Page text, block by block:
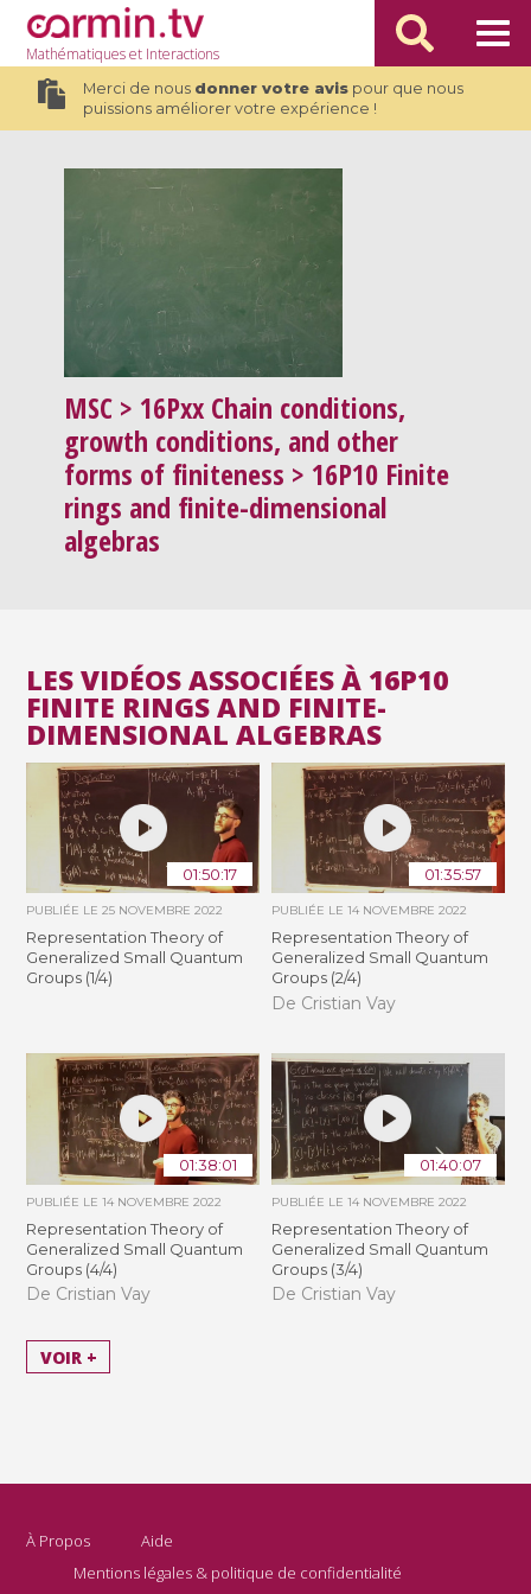
Mathématiqueset Interactions
Merci de nous donner votre avispour que nous
puissions améliorer votre expérience !
MSC > 16Pxx Chain conditions,
growth conditions, and other
forms of finiteness > 16P10 Finite
rings and finite-dimensional
algebras
LES VIDÉOS ASSOCIÉES À 16P10
FINITE RINGS AND FINITE-
DIMENSIONAL ALGEBRAS
01:50:17
PUBLIÉE LE25 NOVEMBRE 2022
Representation Theory of
Generalized Small Quantum
Groups (1/4)
01:35:57
PUBLIÉE LE 14 NOVEMBRE 2022
Representation Theory of
Generalized Small Quantum
Groups (2/4)
De Cristian Vay
01:38:01
PUBLIÉE LE14 NOVEMBRE 2022
Representation Theory of
Generalized Small Quantum
Groups (4/4)
De Cristian Vay
01:40:07
PUBLIÉE LE 14 NOVEMBRE 2022
Representation Theory of
Generalized Small Quantum
Groups (3/4)
De Cristian Vay
VOIR +
À Propos
Aide
Mentions légales & politique de confidentialité